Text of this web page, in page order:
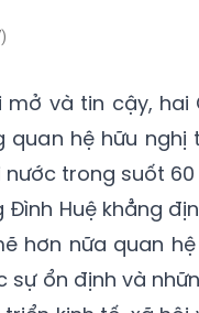
mở và tin cậy,
hệ hữu
trong suốt 60
Đình Huệ khẳng
hơn nữa quan
sự ổn định và